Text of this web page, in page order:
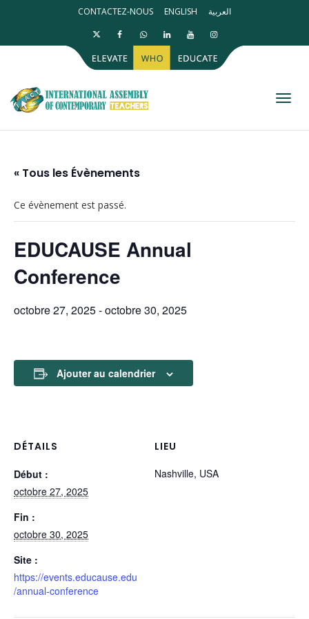
CONTACTEZ-NOUS ENGLISH العربية
« Tous les Évènements
Ce évènement est passé.
EDUCAUSE Annual
Conference
octobre 27, 2025-octobre 30, 2025
Ajouter au calendrier
DÉTAILS
Début :
octobre 27, 2025
Fin :
octobre 30, 2025
Site :
https://events.educause.edu
/annual-conference
LIEU
Nashville, USA